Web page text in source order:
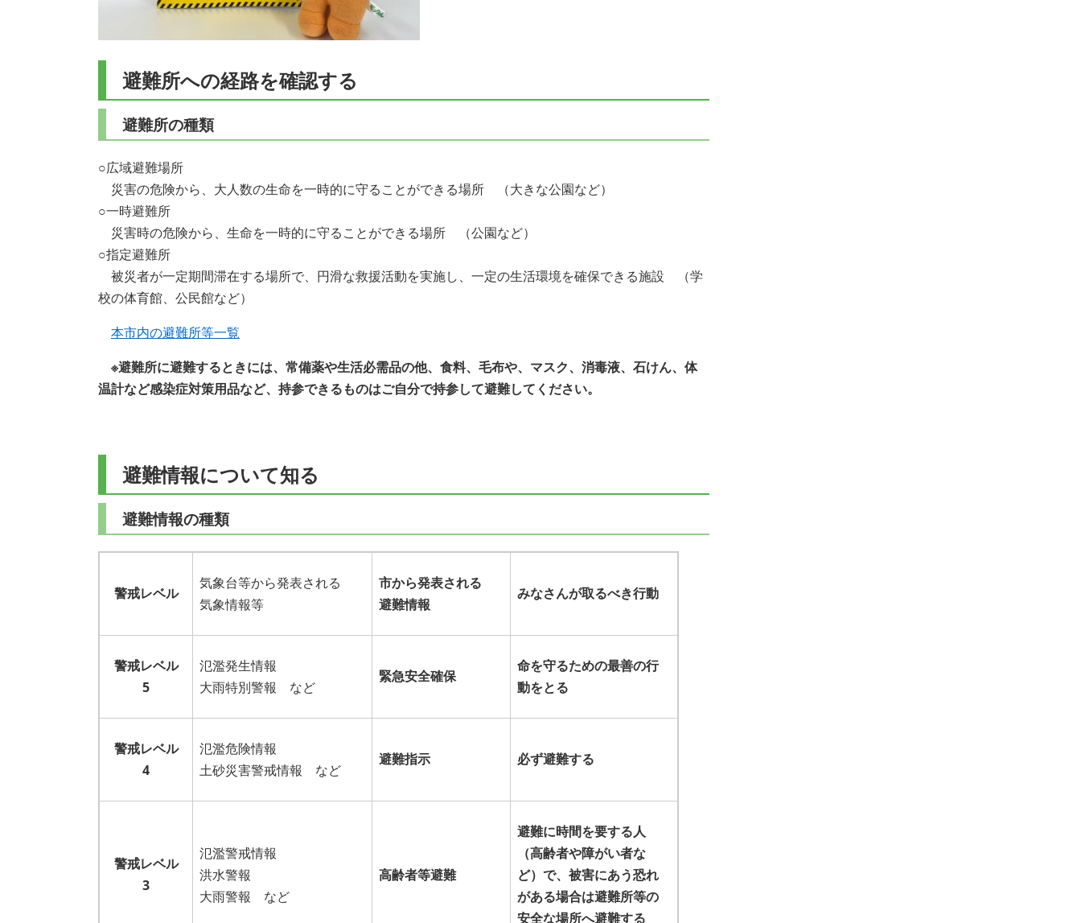
避難所への経路を確認する
避難所の種類
○広域避難場所
災害の危険から、大人数の生命を一時的に守ることができる場所 （大きな公園など）
○一時避難所
災害時の危険から、生命を一時的に守ることができる場所 （公園など）
○指定避難所
被災者が一定期間滞在する場所で、円滑な救援活動を実施し、一定の生活環境を確保できる施設 （学
校の体育館、公民館など）
本市内の避難所等一覧
※避難所に避難するときには、常備薬や生活必需品の他、食料、毛布や、マスク、消毒液、石けん、体
温計など感染症対策用品など、持参できるものはご自分で持参して避難してください。
避難情報について知る
避難情報の種類
警戒レベル
気象台等から発表される
気象情報等
市から発表される
避難情報
みなさんが取るべき行動
警戒レベル
5
氾濫発生情報
大雨特別警報 など
緊急安全確保
命を守るための最善の行
動をとる
警戒レベル
4
氾濫危険情報
土砂災害警戒情報 など
避難指示 必ず避難する
警戒レベル
3
氾濫警戒情報
洪水警報
大雨警報 など
高齢者等避難
避難に時間を要する人
（高齢者や障がい者な
ど）で、被害にあう恐れ
がある場合は避難所等の
安全な場所へ避難する